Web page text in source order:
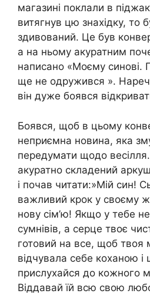
магазині поклали в
витягнув цю знахідку, то
здивований. Це був
а на ньому акуратним
написано «Моєму синові.
ще не одружився ».
він дуже боявся
Боявся, щоб в цьому
неприємна новина, яка
передумати щодо
акуратно складений
і почав читати:»Мій син!
важливий крок у своєму
нову сім’ю! Якщо у тебе
сумнівів, а серце твоє
готовий на все, щоб твоя
відчувала себе коханою
прислухайся до кожного
Віддавай їй всю свою